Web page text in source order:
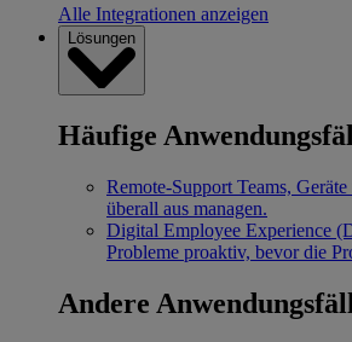
Alle Integrationen anzeigen
Lösungen
Häufige
Remote-Support Teams,
überall aus managen.
Digital Employee Experience
Probleme proaktiv, bevor die
Andere